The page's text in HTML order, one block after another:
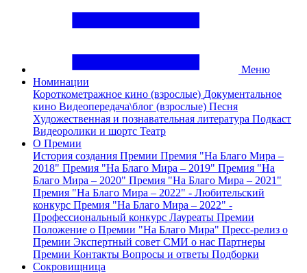
Меню
Номинации
Короткометражное кино (взрослые) Документальное
кино Видеопередача\блог (взрослые) Песня
Художественная и познавательная литература Подкаст
Видеоролики и шортс Театр
О Премии
История создания Премии Премия "На Благо Мира –
2018" Премия "На Благо Мира – 2019" Премия "На
Благо Мира – 2020" Премия "На Благо Мира – 2021"
Премия "На Благо Мира – 2022" - Любительский
конкурс Премия "На Благо Мира – 2022" -
Профессиональный конкурс Лауреаты Премии
Положение о Премии "На Благо Мира" Пресс-релиз о
Премии Экспертный совет СМИ о нас Партнеры
Премии Контакты Вопросы и ответы Подборки
Сокровищница